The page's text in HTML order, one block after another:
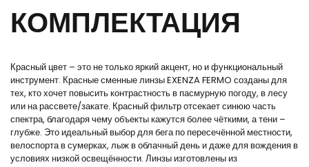
КОМПЛЕКТАЦИЯ
Красный цвет – это не только яркий акцент, но и функциональный
инструмент. Красные сменные линзы EXENZA FERMO созданы для
тех, кто хочет повысить контрастность в пасмурную погоду, в лесу
или на рассвете/закате. Красный фильтр отсекает синюю часть
спектра, благодаря чему объекты кажутся более чёткими, а тени –
глубже. Это идеальный выбор для бега по пересечённой местности,
велоспорта в сумерках, лыж в облачный день и даже для вождения в
условиях низкой освещённости. Линзы изготовлены из